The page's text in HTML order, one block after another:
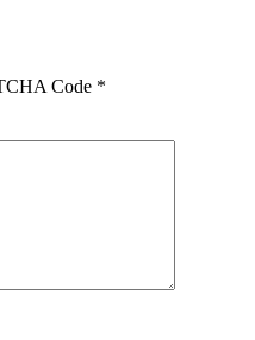
Code *